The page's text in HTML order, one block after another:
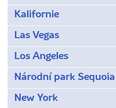
Kalifornie
Las Vegas
Los Angeles
Národní park Sequoia
New York